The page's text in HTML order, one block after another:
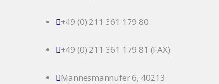
+49 (0) 211 361 179 80
+49 (0) 211 361 179 81 (FAX)
Mannesmannufer 6, 40213